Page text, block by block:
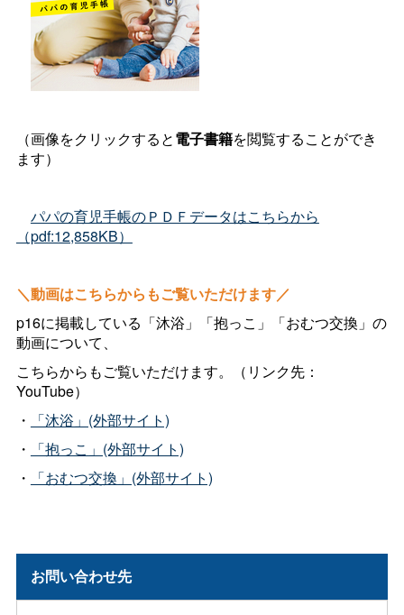
（画像をクリックすると電子書籍を閲覧することができ
ます）
パパの育児手帳のＰＤＦデータはこちらから
（pdf:12,858KB）
＼動画はこちらからもご覧いただけます／
p16に掲載している「沐浴」「抱っこ」「おむつ交換」の
動画について、
こちらからもご覧いただけます。（リンク先：
YouTube）
・
「沐浴」(外部サイト)
・
「抱っこ」(外部サイト)
・
「おむつ交換」(外部サイト)
お問い合わせ先